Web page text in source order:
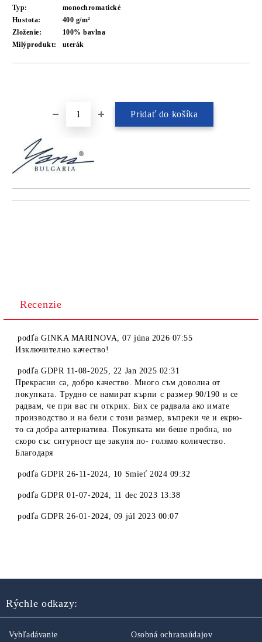
Typ:
monochromatické
Hustota:
400 g/m²
Zloženie:
100% bavlna
Milýprodukt:
uterák
Recenzie
podľaGINKA MARINOVA,07 júna 2026 07:55
Изключително качество!
podľaGDPR 11-08-2025, 22 Jan 2025 02:31
Прекрасни са, добро качество. Много съм доволна от
покупката. Трудно се намират кърпи с размер 90/190 и се
радвам, че при вас ги открих. Бих се радвала ако имате
производство и на бели с този размер, въпреки че и екрю-
то са добра алтернатива. Покупката ми беше пробна, но
скоро със сигурност ще закупя по- голямо количество.
Благодаря
podľaGDPR 26-11-2024, 10 Smieť 2024 09:32
podľaGDPR 01-07-2024, 11 dec 2023 13:38
podľaGDPR 26-01-2024, 09 júl 2023 00:07
Rýchle odkazy:
Vyhľadávanie Osobná ochranaúdajov